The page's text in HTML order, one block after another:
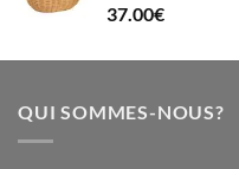
37.00€
QUI SOMMES-NOUS?